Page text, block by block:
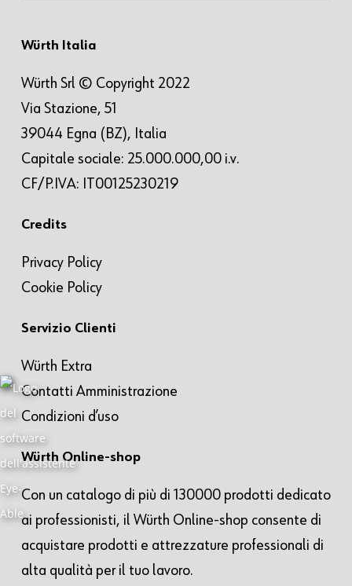
Würth Italia
Würth Srl © Copyright 2022
Via Stazione, 51
39044 Egna (BZ), Italia
Capitale sociale: 25.000.000,00 i.v.
CF/P.IVA: IT00125230219
Credits
Privacy Policy
Cookie Policy
Servizio Clienti
Würth Extra
Contatti Amministrazione
Condizioni d’uso
Würth Online-shop
Con un catalogo di più di 130000 prodotti dedicato
ai professionisti, il Würth Online-shop consente di
acquistare prodotti e attrezzature professionali di
alta qualità per il tuo lavoro.